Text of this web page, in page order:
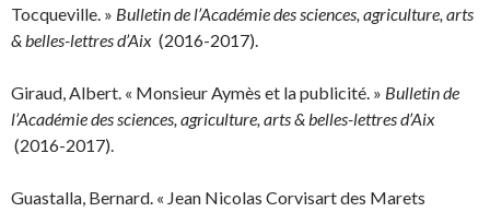
Tocqueville. » Bulletin de l’Académie des sciences, agriculture, arts
& belles-lettres d’Aix (2016-2017).
Giraud, Albert. « Monsieur Aymès et la publicité. » Bulletin de
l’Académie des sciences, agriculture, arts & belles-lettres d’Aix
(2016-2017).
Guastalla, Bernard. « Jean Nicolas Corvisart des Marets